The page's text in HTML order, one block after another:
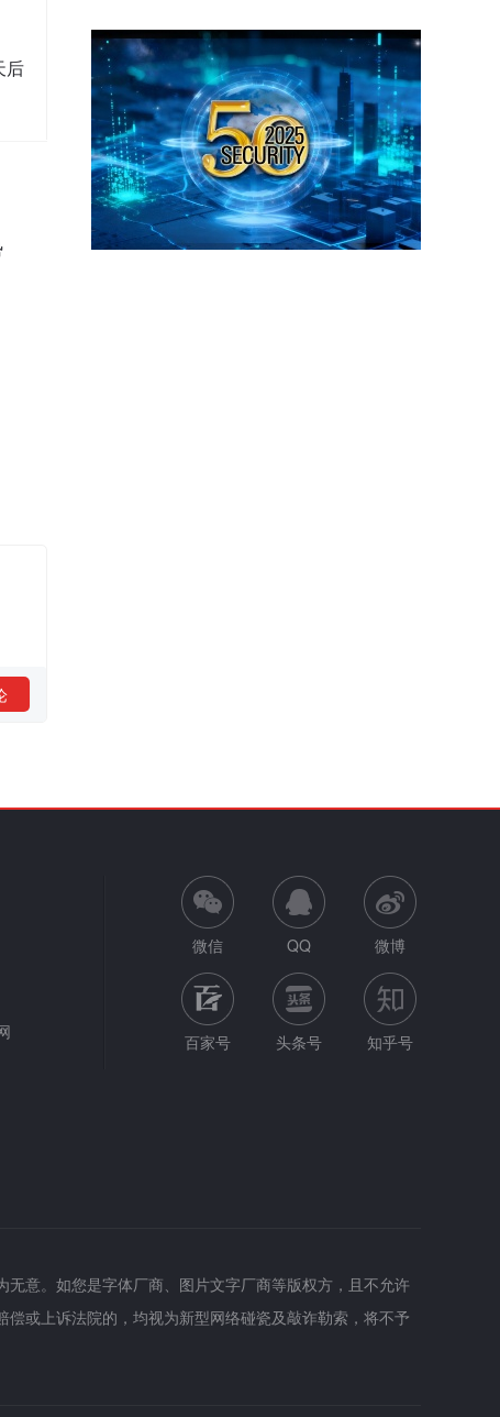
后
网创新迭代
微信 QQ 微博
百家号 头条号 知乎号
意。如您是字体厂商、图片文字厂商等版权方，且不允许
或上诉法院的，均视为新型网络碰瓷及敲诈勒索，将不予